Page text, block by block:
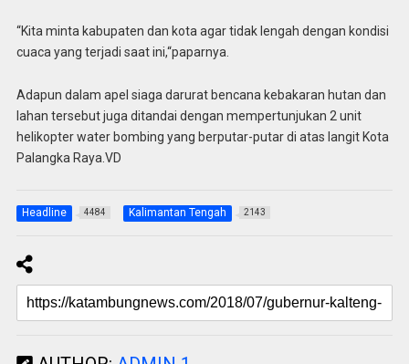
“Kita minta kabupaten dan kota agar tidak lengah dengan kondisi
cuaca yang terjadi saat ini,“paparnya.
Adapun dalam apel siaga darurat bencana kebakaran hutan dan
lahan tersebut juga ditandai dengan mempertunjukan 2 unit
helikopter water bombing yang berputar-putar di atas langit Kota
Palangka Raya.VD
Headline 4484 Kalimantan Tengah 2143